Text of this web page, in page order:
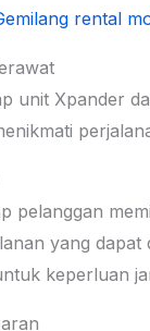
rental
unit Xpander
pelanggan
yang
keperluan